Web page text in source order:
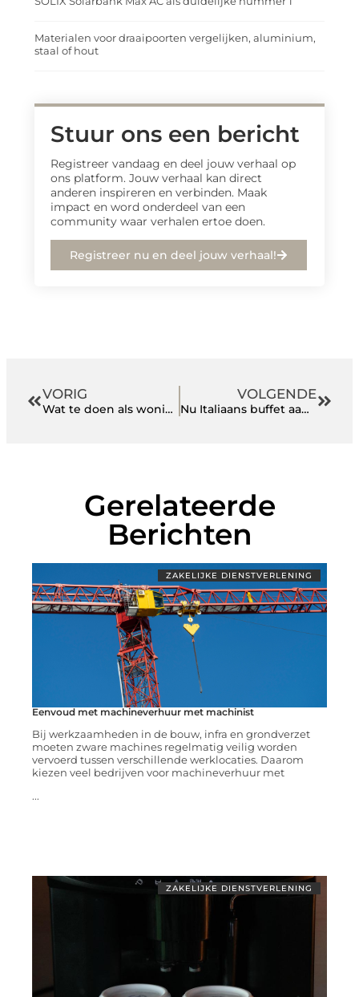
Materialen voor draaipoorten vergelijken, aluminium,
staal of hout
Stuur ons een bericht
Registreer vandaag en deel jouw verhaal op
ons platform. Jouw verhaal kan direct
anderen inspireren en verbinden. Maak
impact en word onderdeel van een
community waar verhalen ertoe doen.
Registreer nu en deel jouw verhaal!
VORIG
Wat te doen als woningontruiming noodzakelijk is?
VOLGENDE
Nu Italiaans buffet aan huis
Gerelateerde
Berichten
ZAKELIJKE DIENSTVERLENING
Eenvoud met machineverhuur met machinist
Bij werkzaamheden in de bouw, infra en grondverzet
moeten zware machines regelmatig veilig worden
vervoerd tussen verschillende werklocaties. Daarom
kiezen veel bedrijven voor machineverhuur met
...
ZAKELIJKE DIENSTVERLENING